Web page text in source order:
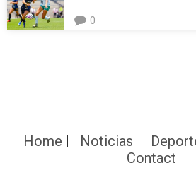
0
Home Noticias
Contact